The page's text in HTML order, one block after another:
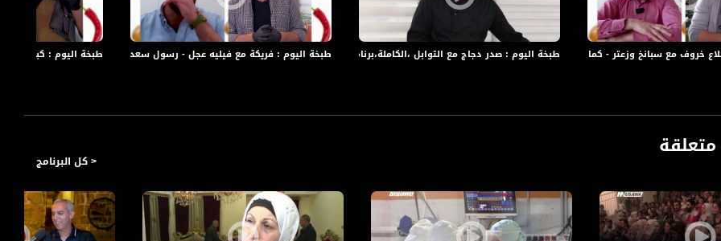
طبخة اليوم : كبسة -
طبخة اليوم : فريكة مع فيليه عجل - رسول سعدة،قرية ميعار،الكاملة،برنامجطبخة اليوم : صدر دجاج مع التوابل ،الكاملة،برنامج #من_البلد،28
خروف مع سبانخ وزعتر - كمال سليمان،قرية سحماتا،الكاملة،برنامج #من_البلد،29
< كل البرنامج